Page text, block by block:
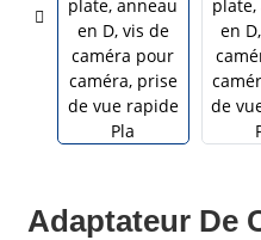
Adaptateur De